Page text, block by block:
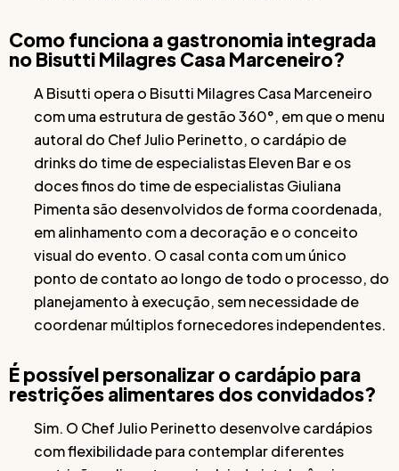
Como funciona a gastronomia integrada
no Bisutti Milagres Casa Marceneiro?
A Bisutti opera o Bisutti Milagres Casa Marceneiro
com uma estrutura de gestão 360°, em que o menu
autoral do Chef Julio Perinetto, o cardápio de
drinks do time de especialistas Eleven Bar e os
doces finos do time de especialistas Giuliana
Pimenta são desenvolvidos de forma coordenada,
em alinhamento com a decoração e o conceito
visual do evento. O casal conta com um único
ponto de contato ao longo de todo o processo, do
planejamento à execução, sem necessidade de
coordenar múltiplos fornecedores independentes.
É possível personalizar o cardápio para
restrições alimentares dos convidados?
Sim. O Chef Julio Perinetto desenvolve cardápios
com flexibilidade para contemplar diferentes